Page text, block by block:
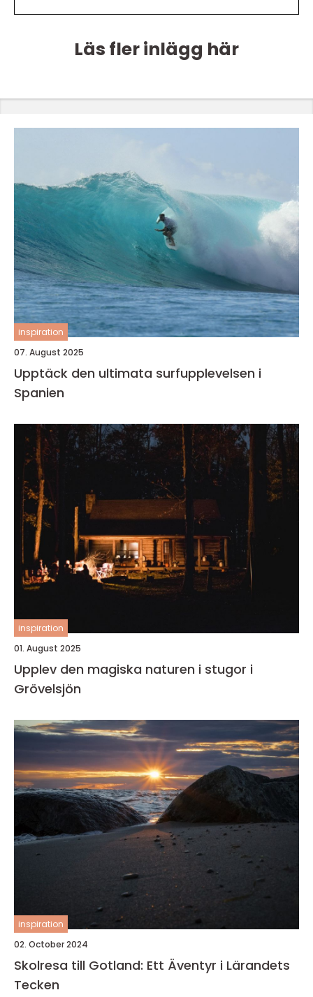
Läs fler inlägg här
inspiration
07. August 2025
Upptäck den ultimata surfupplevelsen i
Spanien
inspiration
01. August 2025
Upplev den magiska naturen i stugor i
Grövelsjön
inspiration
02. October 2024
Skolresa till Gotland: Ett Äventyr i Lärandets
Tecken